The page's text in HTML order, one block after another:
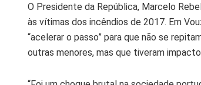
O Presidente da República, Marcelo
às vítimas dos incêndios de 2017. Em
“acelerar o passo” para que não se
outras menores, mas que tiveram